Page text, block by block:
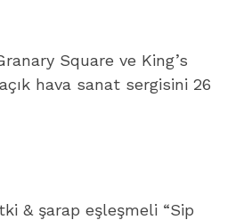
Square ve King’s
hava sanat sergisini 26
& şarap eşleşmeli “Sip